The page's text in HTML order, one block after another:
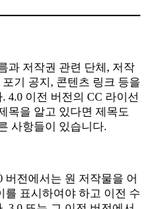
과 저작권 관련 단체, 저작
기 공지, 콘텐츠 링크 등을
4.0 이전 버전의 CC 라이선
목을 알고 있다면 제목도
사항들이 있습니다.
버전에서는 원 저작물을 어
를 표시하여야 하고 이전 수